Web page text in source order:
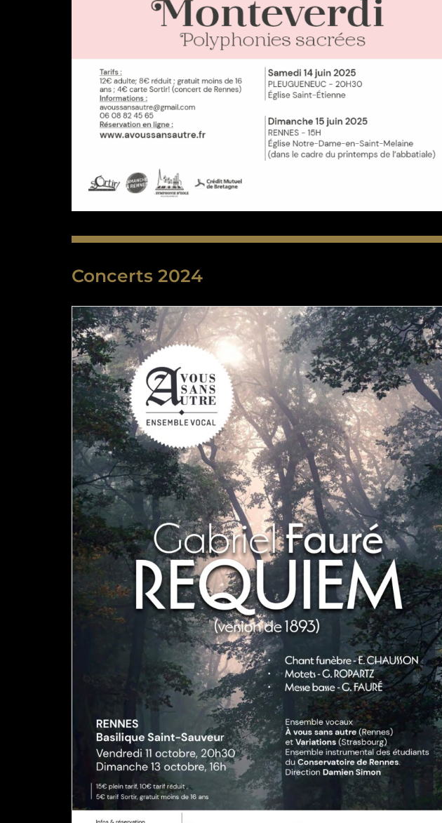
Concerts 2024